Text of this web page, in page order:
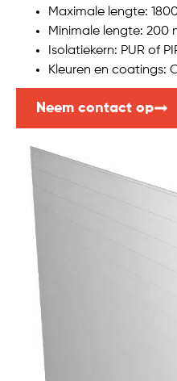
Maximale lengte:
Minimale lengte: 200
Isolatiekern: PUR of
Kleuren en coatings:
Neem contact op